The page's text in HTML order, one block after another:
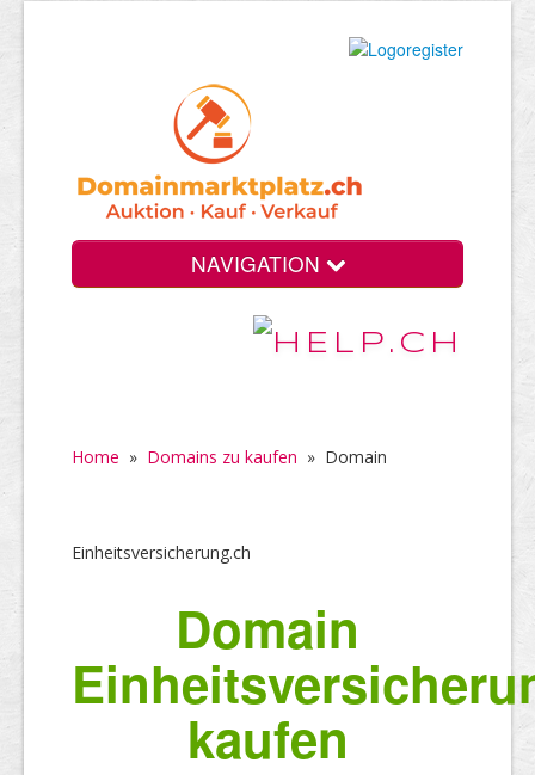
NAVIGATION
Home » Domains zu kaufen » Domain
Einheitsversicherung.ch
Domain
kaufen